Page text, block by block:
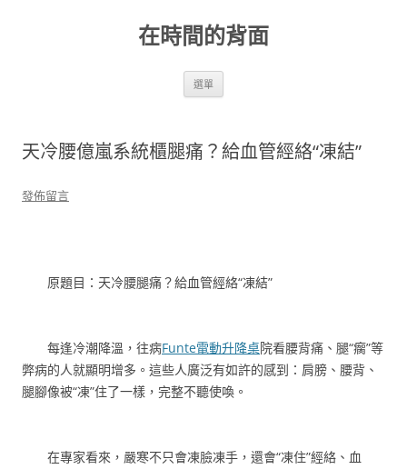
在時間的背面
選單
天冷腰億嵐系統櫃腿痛？給血管經絡“凍結”
發佈留言
原題目：天冷腰腿痛？給血管經絡“凍結”
每逢冷潮降溫，往病Funte電動升降桌院看腰背痛、腿“瘸”等
弊病的人就顯明增多。這些人廣泛有如許的感到：肩膀、腰背、
腿腳像被“凍”住了一樣，完整不聽使喚。
在專家看來，嚴寒不只會凍臉凍手，還會“凍住”經絡、血